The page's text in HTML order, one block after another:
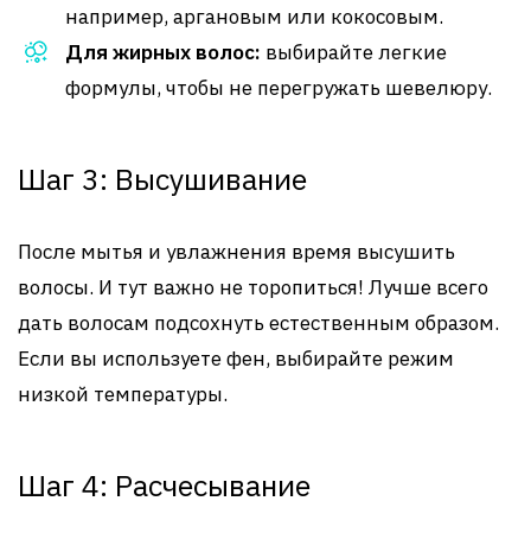
например, аргановым или кокосовым.
Для жирных волос: выбирайте легкие
формулы, чтобы не перегружать шевелюру.
Шаг 3: Высушивание
После мытья и увлажнения время высушить
волосы. И тут важно не торопиться! Лучше всего
дать волосам подсохнуть естественным образом.
Если вы используете фен, выбирайте режим
низкой температуры.
Шаг 4: Расчесывание